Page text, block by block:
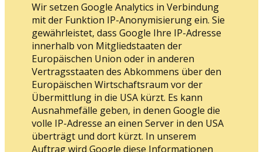
Wir setzen Google Analytics in Verbindung
mit der Funktion IP-Anonymisierung ein. Sie
gewährleistet, dass Google Ihre IP-Adresse
innerhalb von Mitgliedstaaten der
Europäischen Union oder in anderen
Vertragsstaaten des Abkommens über den
Europäischen Wirtschaftsraum vor der
Übermittlung in die USA kürzt. Es kann
Ausnahmefälle geben, in denen Google die
volle IP-Adresse an einen Server in den USA
überträgt und dort kürzt. In unserem
Auftrag wird Google diese Informationen